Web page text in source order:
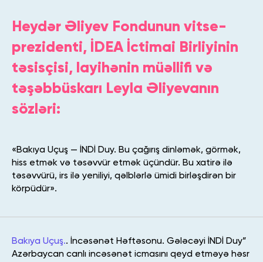
Heydər Əliyev Fondunun vitse-
prezidenti, İDEA İctimai Birliyinin
təsisçisi, layihənin müəllifi və
təşəbbüskarı Leyla Əliyevanın
sözləri:
«Bakıya Uçuş — İNDİ Duy. Bu çağırış dinləmək, görmək,
hiss etmək və təsəvvür etmək üçündür. Bu xatirə ilə
təsəvvürü, irs ilə yeniliyi, qəlblərlə ümidi birləşdirən bir
körpüdür».
Bakıya Uçuş.. İncəsənət Həftəsonu. Gələcəyi İNDİ Duy”
Azərbaycan canlı incəsənət icmasını qeyd etməyə həsr